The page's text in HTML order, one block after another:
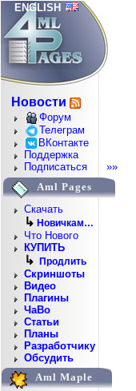
ENGLISH
Новости
Форум
Телеграм
ВКонтакте
Поддержка
Подписаться
»»
Aml Pages
Скачать
↳ Новичкам…
Что Нового
КУПИТЬ
↳ Продлить
Скриншоты
Видео
Плагины
ЧаВо
Статьи
Планы
Разработчику
Обсудить
Aml Maple